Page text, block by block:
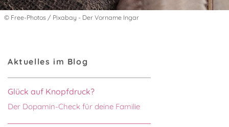
© Free-Photos / Pixabay - Der Vorname Ingar
Aktuelles im Blog
Glück auf Knopfdruck?
Der Dopamin-Check für deine Familie